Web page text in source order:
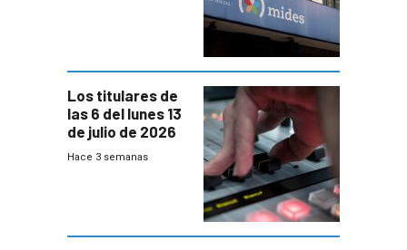
Los titulares de
las 6 del lunes 13
de julio de 2026
Hace 3 semanas